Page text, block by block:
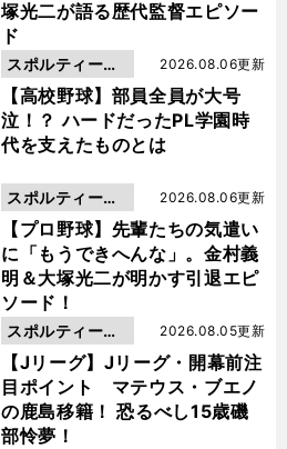
塚光二が語る歴代監督エピソー
ド
【高校野球】部員全員が大号
泣！？ ハードだったPL学園時
代を支えたものとは
2026.08.06更新
スポルティーバ
動画
【プロ野球】先輩たちの気遣い
に「もうできへんな」。金村義
明＆大塚光二が明かす引退エピ
ソード！
2026.08.06更新
スポルティーバ
動画
【Jリーグ】Jリーグ・開幕前注
目ポイント マテウス・ブエノ
の鹿島移籍！ 恐るべし15歳磯
部怜夢！
2026.08.05更新
スポルティーバ
動画